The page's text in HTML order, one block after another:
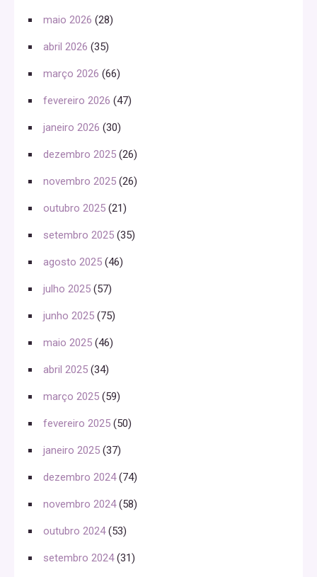
maio 2026 (28)
abril 2026 (35)
março 2026 (66)
fevereiro 2026 (47)
janeiro 2026 (30)
dezembro 2025 (26)
novembro 2025 (26)
outubro 2025 (21)
setembro 2025 (35)
agosto 2025 (46)
julho 2025 (57)
junho 2025 (75)
maio 2025 (46)
abril 2025 (34)
março 2025 (59)
fevereiro 2025 (50)
janeiro 2025 (37)
dezembro 2024(74)
novembro 2024(58)
outubro 2024(53)
setembro 2024(31)